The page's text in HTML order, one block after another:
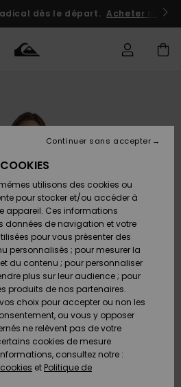
dès le départ. Acheter
utilisons des cookies ou
pour stocker et/ou accéder à
appareil. Ces informations
données de navigation et votre
pour vous présenter des
personnalisés ; pour mesurer la
du contenu ; pour personnaliser
plus sur leur audience ; pour
produits de nos partenaires.
choix pour accepter ou non les
ou vous y opposer
ne relèvent pas de votre
cookies de mesure
consultez notre :
et Politique de
Continuer sans accepter